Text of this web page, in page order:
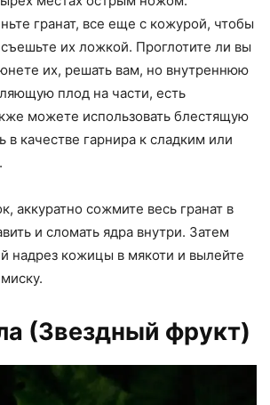
гранат, все еще с кожурой, чтобы
их ложкой. Проглотите ли вы
их, решать вам, но внутреннюю
плод на части, есть
можете использовать блестящую
в качестве гарнира к сладким или
аккуратно сожмите весь гранат в
и сломать ядра внутри. Затем
надрез кожицы в мякоти и вылейте
(Звездный фрукт)